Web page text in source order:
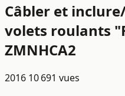
Câbler et
volets roulants
ZMNHCA2
2016 10 691 vues